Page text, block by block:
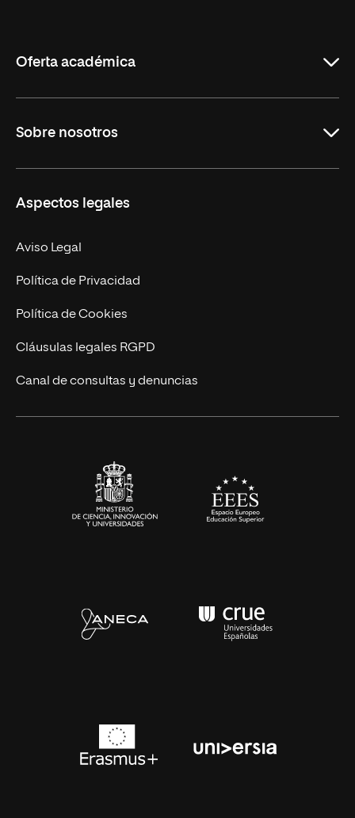
Oferta académica
Másteres Oficiales
Doctorados
Experto Universitario
Postgrados
Cursos Universitarios
Sobre nosotros
Facultades
Nuestro Equipo
Trabaja en UNIR
Actualidad
UNIR Revista
Eventos
Aspectos legales
Aviso Legal
Política de Privacidad
Política de Cookies
Cláusulas legales RGPD
Canal de consultas y denuncias